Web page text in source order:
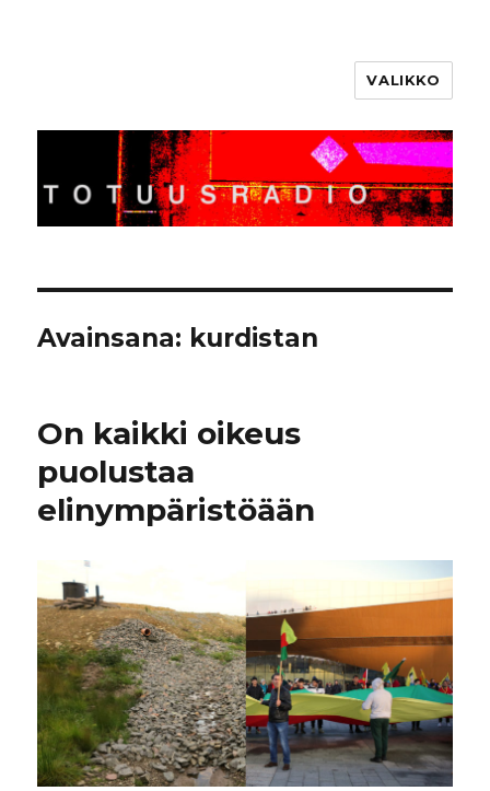
VALIKKO
Avainsana: kurdistan
On kaikki oikeus
puolustaa
elinympäristöään